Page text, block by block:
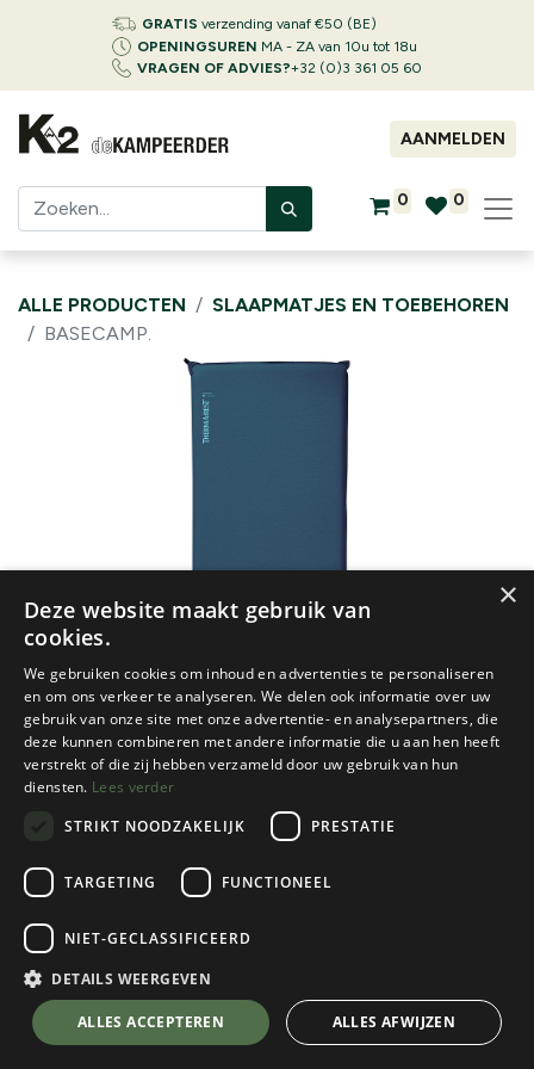
GRATIS verzending vanaf €50 (BE)
OPENINGSUREN MA - ZA van 10u tot 18u
VRAGEN OF ADVIES?+32 (0)3 361 05 60
AANMELDEN
0 0
ALLE PRODUCTEN
SLAAPMATJES EN TOEBEHOREN
BASECAMP.
Thermarest
BaseCamp.
Poseidon Blue
×
Deze website maakt gebruik van
cookies.
We gebruiken cookies om inhoud en advertenties te personaliseren
en om ons verkeer te analyseren. We delen ook informatie over uw
gebruik van onze site met onze advertentie- en analysepartners, die
deze kunnen combineren met andere informatie die u aan hen heeft
verstrekt of die zij hebben verzameld door uw gebruik van hun
diensten. Lees verder
STRIKT NOODZAKELIJK
PRESTATIE
TARGETING FUNCTIONEEL
NIET-GECLASSIFICEERD
DETAILS WEERGEVEN
ALLES ACCEPTEREN ALLES AFWIJZEN